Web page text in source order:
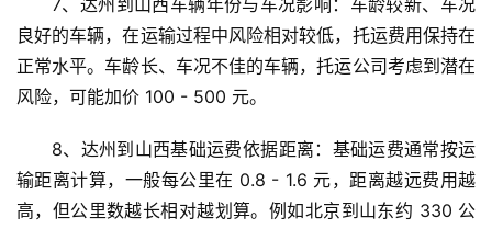
7、达州到山西车辆年份与车况影响：车龄较新、车况
良好的车辆，在运输过程中风险相对较低，托运费用保持在
正常水平。车龄长、车况不佳的车辆，托运公司考虑到潜在
风险，可能加价 100 - 500 元。
8、达州到山西基础运费依据距离：基础运费通常按运
输距离计算，一般每公里在 0.8 - 1.6 元，距离越远费用越
高，但公里数越长相对越划算。例如北京到山东约 330 公